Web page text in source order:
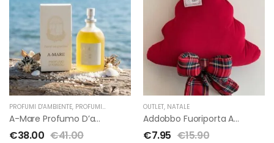
PROFUMI D'AMBIENTE, PROFUMI D'AMBIENTE FIORIRA' UN GIARDINO
A-Mare Profumo D’ambiente Di Fiorirà Un Giardino
€38.00 €41.00
OUTLET, NATALE
Addobbo Fuoriporta Alberello Velluto Rosso Con Fiocchetto Tartan
€7.95 €15.90